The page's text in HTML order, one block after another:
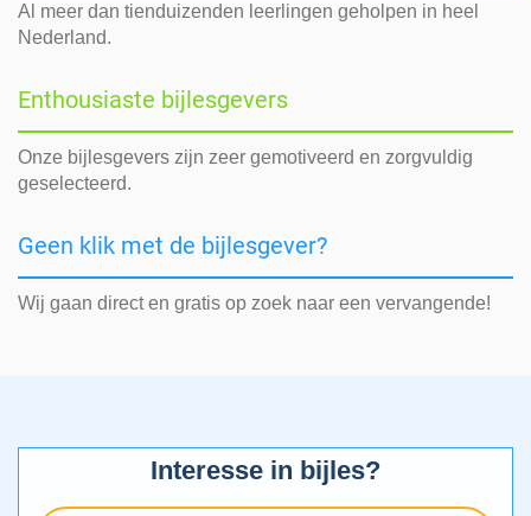
Al meer dan tienduizenden leerlingen geholpen in heel
Nederland.
Enthousiaste bijlesgevers
Onze bijlesgevers zijn zeer gemotiveerd en zorgvuldig
geselecteerd.
Geen klik met de bijlesgever?
Wij gaan direct en gratis op zoek naar een vervangende!
Interesse in bijles?